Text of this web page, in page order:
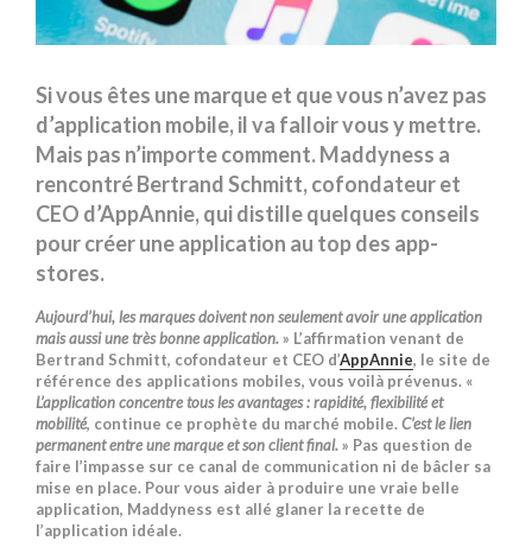
Si vous êtes une marque et que vous n’avez pas
d’application mobile, il va falloir vous y mettre.
Mais pas n’importe comment. Maddyness a
rencontré Bertrand Schmitt, cofondateur et
CEO d’AppAnnie, qui distille quelques conseils
pour créer une application au top des app-
stores.
Aujourd’hui, les marques doivent non seulement avoir une application
mais aussi une très bonne application.» L’affirmation venant de
Bertrand Schmitt, cofondateur et CEO d’AppAnnie, le site de
référence des applications mobiles, vous voilà prévenus. «
L’application concentre tous les avantages : rapidité, flexibilité et
mobilité, continue ce prophète du marché mobile.C’est le lien
permanent entre une marque et son client final.» Pas question de
faire l’impasse sur ce canal de communication ni de bâcler sa
mise en place. Pour vous aider à produire une vraie belle
application, Maddyness est allé glaner la recette de
l’application idéale.